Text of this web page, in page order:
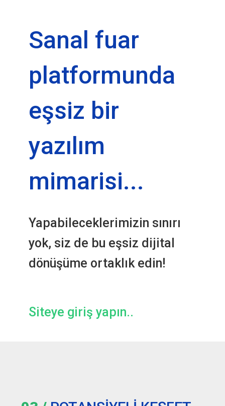
Sanal fuar
platformunda
eşsiz bir
yazılım
mimarisi...
Yapabileceklerimizin sınırı
yok, siz de bu eşsiz dijital
dönüşüme ortaklık edin!
Siteye giriş yapın..